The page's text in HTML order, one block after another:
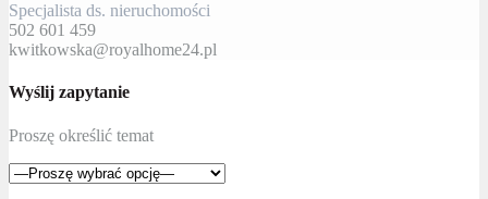
Specjalista ds. nieruchomości
502 601 459
kwitkowska@royalhome24.pl
Wyślij zapytanie
Proszę określić temat